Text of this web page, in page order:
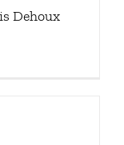
Dehoux